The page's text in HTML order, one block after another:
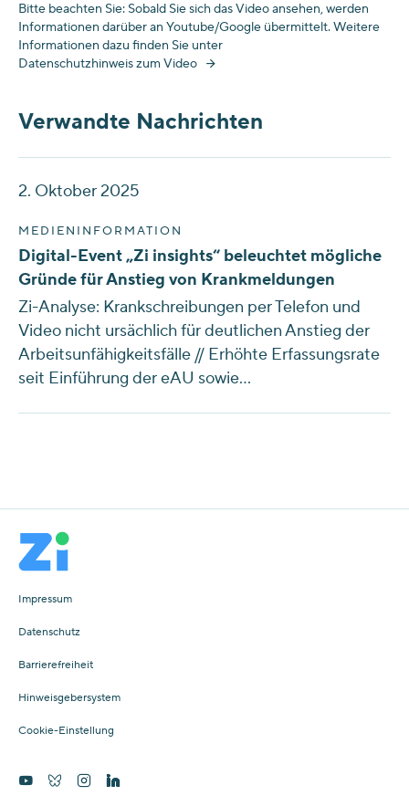
Bitte beachten Sie: Sobald Sie sich das Video ansehen, werden
Informationen darüber an Youtube/Google übermittelt. Weitere
Informationen dazu finden Sie unter
Datenschutzhinweis zum Video
Verwandte Nachrichten
2. Oktober 2025
MEDIENINFORMATION
Digital-Event „Zi insights“ beleuchtet mögliche
Gründe für Anstieg von Krankmeldungen
Zi-Analyse: Krankschreibungen per Telefon und
Video nicht ursächlich für deutlichen Anstieg der
Arbeitsunfähigkeitsfälle // Erhöhte Erfassungsrate
seit Einführung der eAU sowie…
Impressum
Datenschutz
Barrierefreiheit
Hinweisgebersystem
Cookie-Einstellung